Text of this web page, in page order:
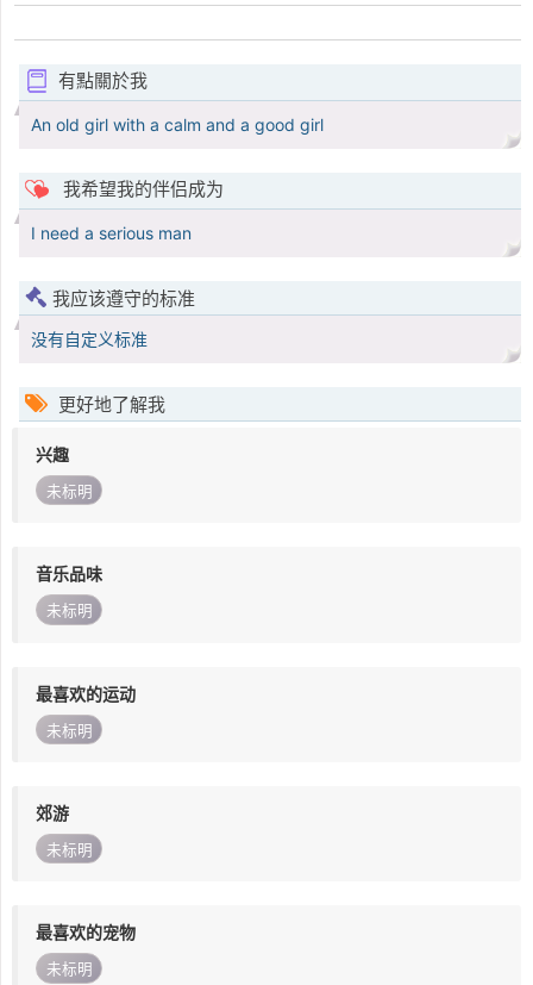
有點關於我
An old girl with a calm and a good girl
我希望我的伴侣成为
I need a serious man
我应该遵守的标准
没有自定义标准
更好地了解我
兴趣
未标明
音乐品味
未标明
最喜欢的运动
未标明
郊游
未标明
最喜欢的宠物
未标明